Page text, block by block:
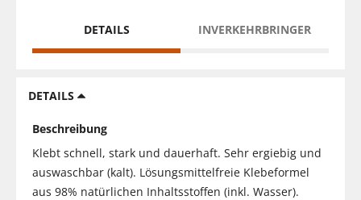
DETAILS INVERKEHRBRINGER
DETAILS
Beschreibung
Klebt schnell, stark und dauerhaft. Sehr ergiebig und
auswaschbar (kalt). Lösungsmittelfreie Klebeformel
aus 98% natürlichen Inhaltsstoffen (inkl. Wasser).